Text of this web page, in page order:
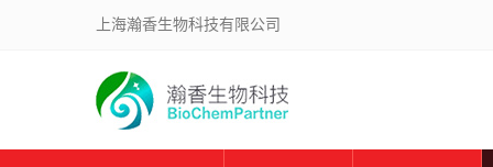
上海瀚香生物科技有限公司